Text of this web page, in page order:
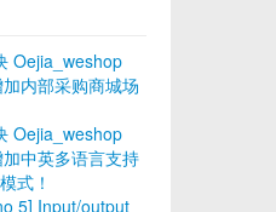
Oejia_weshop
内部采购商城场
Oejia_weshop
中英多语言支持
式！
5] Input/output